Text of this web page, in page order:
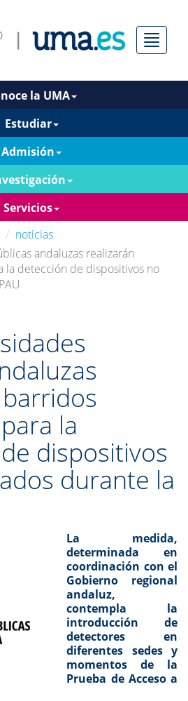
Menú
la UMA
Estudiar
Admisión
Servicios
noticias
andaluzas realizarán
la detección de dispositivos no
la
dispositivos
durante la
La medida,
determinada en
coordinación con el
Gobierno regional
andaluz,
contempla la
introducción de
detectores en
diferentes sedes y
momentos de la
Prueba de Acceso a